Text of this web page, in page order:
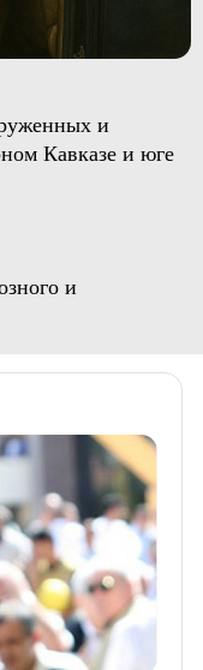
и
Кавказе и юге
и